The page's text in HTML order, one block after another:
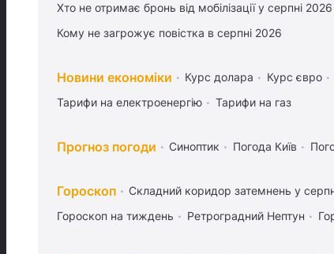
Хто не отримає бронь від мобілізації у серпні 2026
Кому не загрожує повістка в серпні 2026
Новини економіки Курс долара Курс євро
Тарифи на електроенергію
Тарифи на газ
Прогноз погоди Синоптик Погода Київ
Гороскоп Складний коридор затемнень у
Гороскоп на тиждень
Ретроградний Нептун